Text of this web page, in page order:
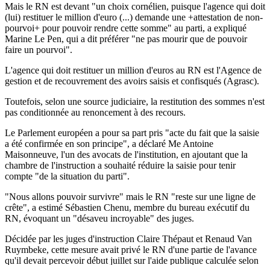
Mais le RN est devant "un choix cornélien, puisque l'agence qui doit
(lui) restituer le million d'euro (...) demande une +attestation de non-
pourvoi+ pour pouvoir rendre cette somme" au parti, a expliqué
Marine Le Pen, qui a dit préférer "ne pas mourir que de pouvoir
faire un pourvoi".
L'agence qui doit restituer un million d'euros au RN est l'Agence de
gestion et de recouvrement des avoirs saisis et confisqués (Agrasc).
Toutefois, selon une source judiciaire, la restitution des sommes n'est
pas conditionnée au renoncement à des recours.
Le Parlement européen a pour sa part pris "acte du fait que la saisie
a été confirmée en son principe", a déclaré Me Antoine
Maisonneuve, l'un des avocats de l'institution, en ajoutant que la
chambre de l'instruction a souhaité réduire la saisie pour tenir
compte "de la situation du parti".
"Nous allons pouvoir survivre" mais le RN "reste sur une ligne de
crête", a estimé Sébastien Chenu, membre du bureau exécutif du
RN, évoquant un "désaveu incroyable" des juges.
Décidée par les juges d'instruction Claire Thépaut et Renaud Van
Ruymbeke, cette mesure avait privé le RN d'une partie de l'avance
qu'il devait percevoir début juillet sur l'aide publique calculée selon